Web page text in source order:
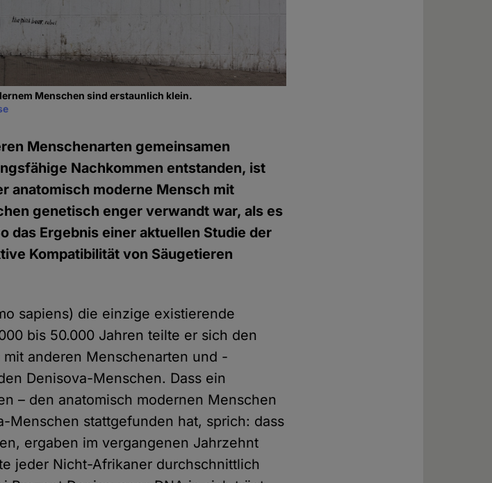
Menschen sind erstaunlich klein.
Menschenarten gemeinsamen
Nachkommen entstanden, ist
anatomisch moderne Mensch mit
genetisch enger verwandt war, als es
das Ergebnis einer aktuellen Studie der
Kompatibilität von Säugetieren
sapiens) die einzige existierende
bis 50.000 Jahren teilte er sich den
anderen Menschenarten und -
Denisova-Menschen. Dass ein
– den anatomisch modernen Menschen
Menschen stattgefunden hat, sprich: dass
ergaben im vergangenen Jahrzehnt
jeder Nicht-Afrikaner durchschnittlich